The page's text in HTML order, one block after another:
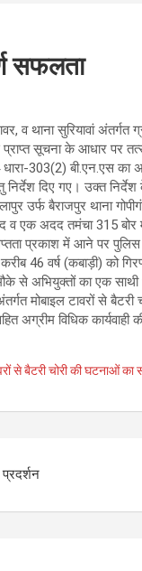
सफलता
व थाना सुरियावां
सूचना के आधार पर
303(2) बी.एन.एस का
दिए गए। उक्त निर्देश के
उर्फ बैराजपुर
एक अदद तमंचा 315
प्रकाश में आने पर पुलिस
46 वर्ष (कबाड़ी) को
से अभियुक्तों का एक
अंतर्गत मोबाइल
अग्रीम विधिक
से बैटरी चोरी की घटनाओं
प्रदर्शन